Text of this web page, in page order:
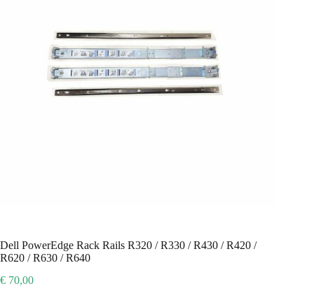
Dell PowerEdge Rack Rails R320 / R330 / R430 / R420 /
R620 / R630 / R640
€ 70,00